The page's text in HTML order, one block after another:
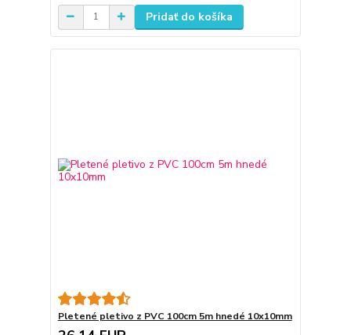
Pridať do košíka
Pletené pletivo z PVC 100cm 5m hnedé 10x10mm